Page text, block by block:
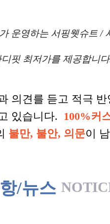
운영하는 서핑웻슈트 /
핏 최저가를 제공합니
의견를 듣고 적극
있습니다. 100%커
불만, 불안, 의문이
/뉴스